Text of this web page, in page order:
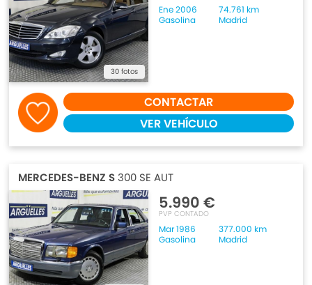
30 fotos
Ene 2006
74.761 km
Gasolina
Madrid
CONTACTAR
VER VEHÍCULO
MERCEDES-BENZ S 300 SE AUT
5.990 €
PVP CONTADO
Mar 1986
377.000 km
Gasolina
Madrid